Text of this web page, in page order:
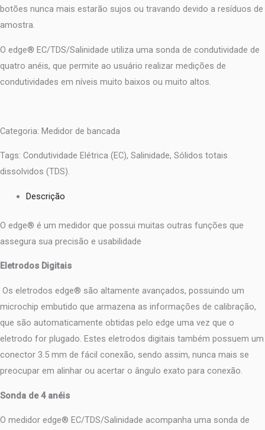
botões nunca mais estarão sujos ou travando devido a resíduos de
amostra.
O edge® EC/TDS/Salinidade utiliza uma sonda de condutividade de
quatro anéis, que permite ao usuário realizar medições de
condutividades em níveis muito baixos ou muito altos.
Categoria: Medidor de bancada
Tags: Condutividade Elétrica (EC), Salinidade, Sólidos totais
dissolvidos (TDS).
Descrição
O edge® é um medidor que possui muitas outras funções que
assegura sua precisão e usabilidade
Eletrodos Digitais
Os eletrodos edge® são altamente avançados, possuindo um
microchip embutido que armazena as informações de calibração,
que são automaticamente obtidas pelo edge uma vez que o
eletrodo for plugado. Estes eletrodos digitais também possuem um
conector 3.5 mm de fácil conexão, sendo assim, nunca mais se
preocupar em alinhar ou acertar o ângulo exato para conexão.
Sonda de 4 anéis
O medidor edge® EC/TDS/Salinidade acompanha uma sonda de